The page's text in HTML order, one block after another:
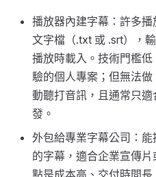
播放器內建字幕：許多
文字檔（.txt 或 .srt），
播放時載入。技術門檻
驗的個人專案；但無法
動聽打音訊，且通常只
發。
外包給專業字幕公司：
的字幕，適合企業宣傳